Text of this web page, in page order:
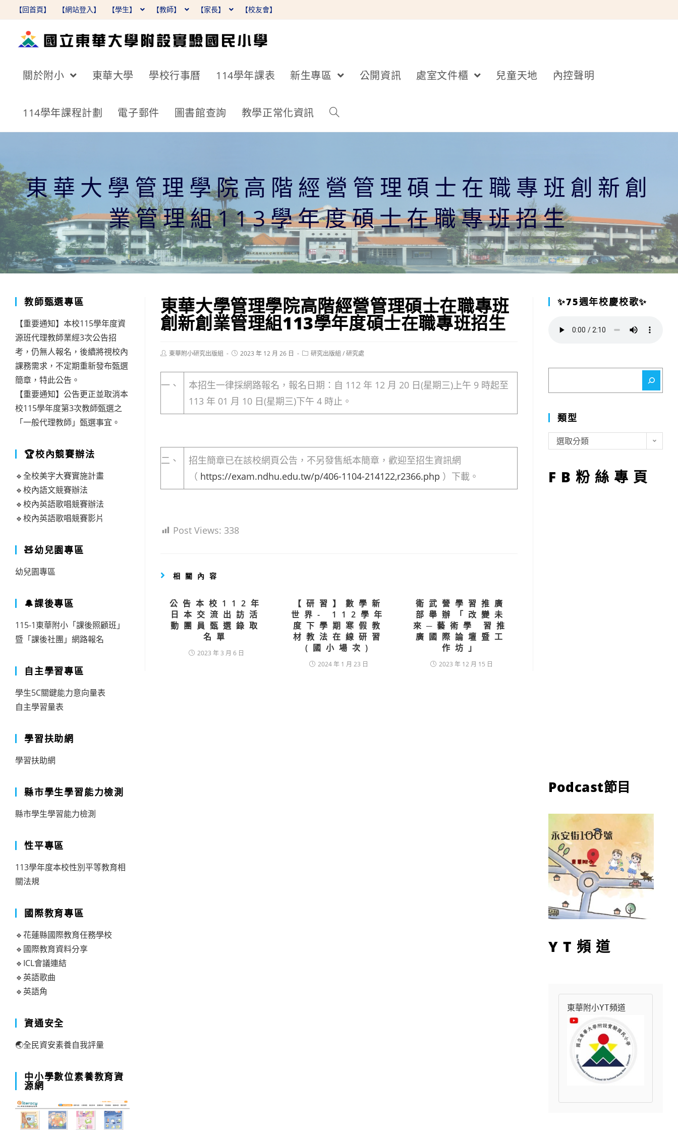
【回首頁】 【網站登入】 【學生】 【教師】 【家長】 【校友會】
關於附小 東華大學 學校行事曆 114學年課表 新生專區 公開資訊 處室文件櫃 兒童天地 內控聲明
114學年課程計劃 電子郵件 圖書館查詢 教學正常化資訊
東華大學管理學院高階經營管理碩士在職專班創新創
業管理組113學年度碩士在職專班招生
東華大學管理學院高階經營管理碩士在職專班
創新創業管理組113學年度碩士在職專班招生
Post東華附小研究出版組
Post2023 年 12 月 26 日
Post研究出版組 /研究處
一、
本招生一律採網路報名，報名日期：自 112 年 12 月 20 日(星期三)上午 9 時起至
113 年 01 月 10 日(星期三)下午 4 時止。
二、
招生簡章已在該校網頁公告，不另發售紙本簡章，歡迎至招生資訊網
（ https://exam.ndhu.edu.tw/p/406-1104-214122,r2366.php ）下載。
Post Views: 338
相關內容
公告本校112年
日本交流出訪活
動團員甄選錄取
名單
2023 年 3 月 6 日
【研習】數學新
世界- 112學年
度下學期寒假教
材教法在線研習
(國小場次)
2024 年 1 月 23 日
衛武營學習推廣
部舉辦「改變未
來─藝術學 習推
廣國際論壇暨工
作坊」
2023 年 12 月 15 日
教師甄選專區
【重要通知】本校115學年度資
源班代理教師業經3次公告招
考，仍無人報名，後續將視校內
課務需求，不定期重新發布甄選
簡章，特此公告。
【重要通知】公告更正並取消本
校115學年度第3次教師甄選之
「一般代理教師」甄選事宜。
🏆校內競賽辦法
🔹全校美字大賽實施計畫
🔹校內語文競賽辦法
🔹校內英語歌唱競賽辦法
🔹校內英語歌唱競賽影片
🧸幼兒園專區
幼兒園專區
🔔課後專區
115-1東華附小「課後照顧班」
暨「課後社團」網路報名
自主學習專區
學生5C關鍵能力意向量表
自主學習量表
學習扶助網
學習扶助網
縣市學生學習能力檢測
縣市學生學習能力檢測
性平專區
113學年度本校性別平等教育相
關法規
國際教育專區
🔹花蓮縣國際教育任務學校
🔹國際教育資料分享
🔹ICL會議連結
🔹英語歌曲
🔹英語角
資通安全
🌏全民資安素養自我評量
中小學數位素養教育資
源網
✨75週年校慶校歌✨
類型
型
選取分類
FB粉絲專頁
Podcast節目
YT頻道
東華附小YT頻道